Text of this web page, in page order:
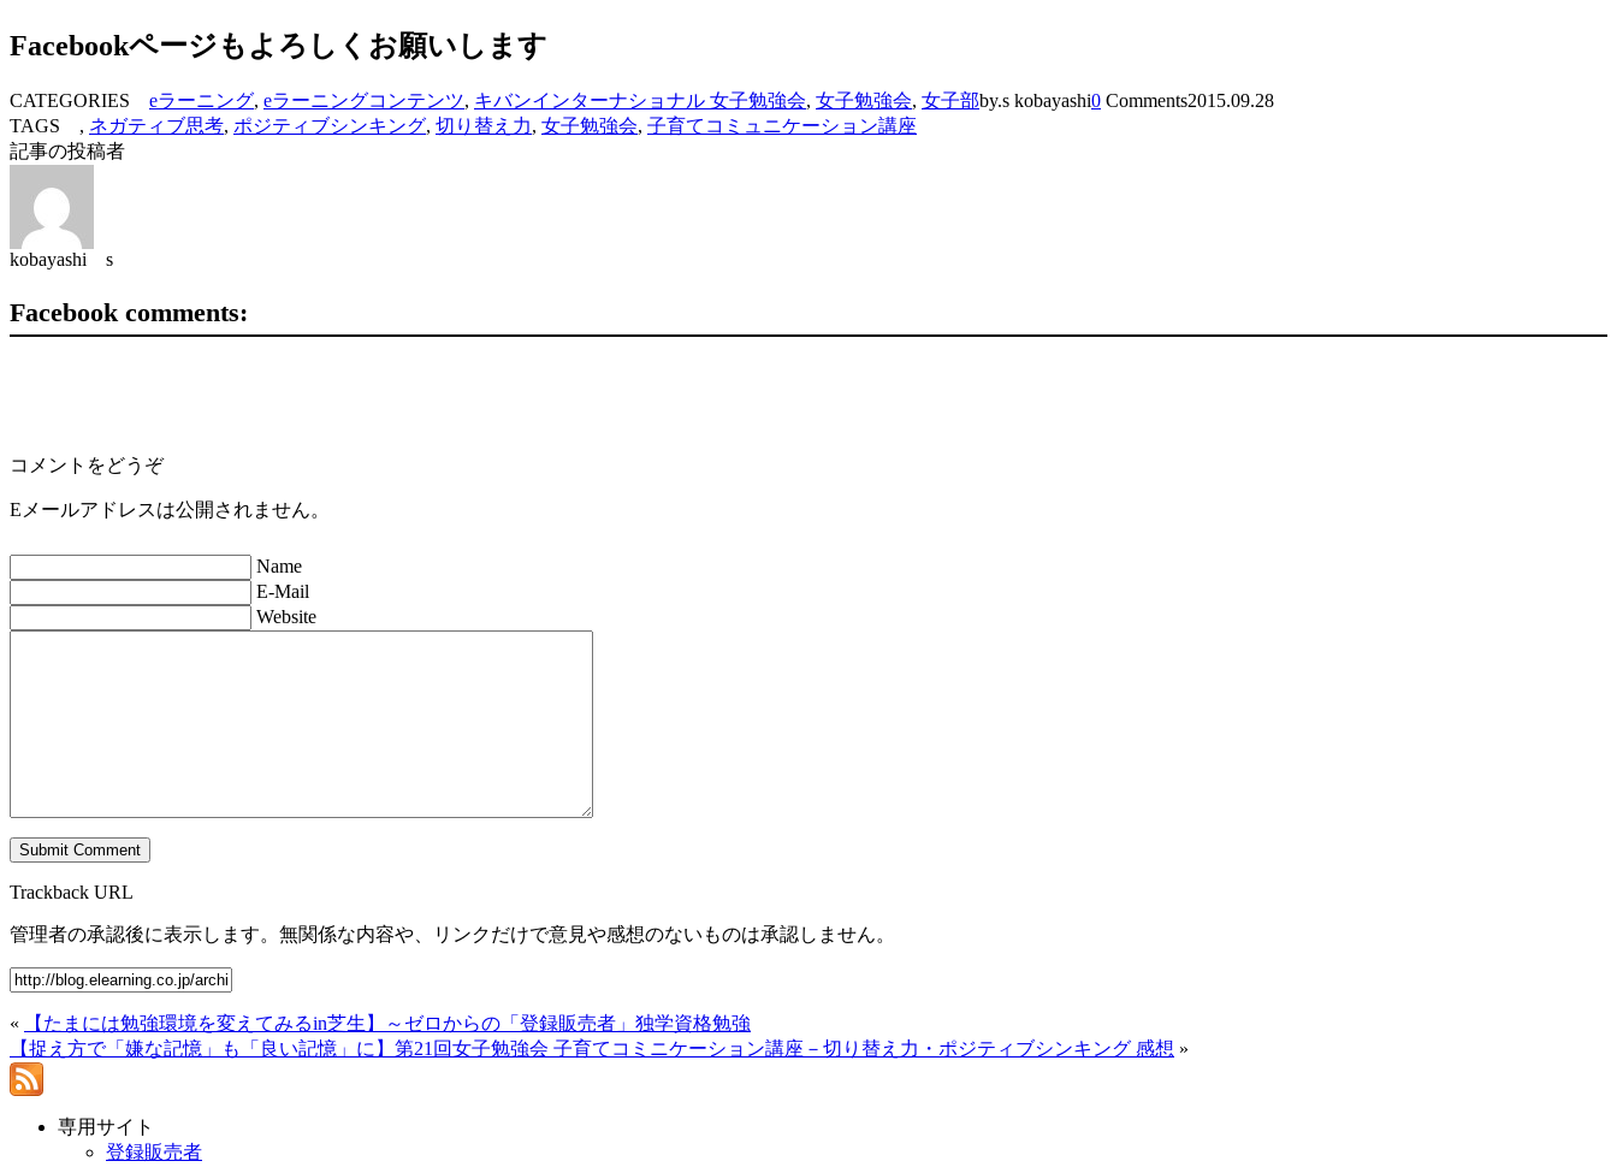
Facebookページもよろしくお願いします
CATEGORIES eラーニング, eラーニングコンテンツ, キバンインターナショナル 女子勉強会, 女子勉強会, 女子部by.s kobayashi0 Comments2015.09.28
TAGS , ネガティブ思考, ポジティブシンキング, 切り替え力, 女子勉強会, 子育てコミュニケーション講座
記事の投稿者
kobayashi s
Facebook comments:
コメントをどうぞ
Eメールアドレスは公開されません。
Name
E-Mail
Website
Trackback URL
管理者の承認後に表示します。無関係な内容や、リンクだけで意見や感想のないものは承認しません。
«
【たまには勉強環境を変えてみるin芝生】～ゼロからの「登録販売者」独学資格勉強
【捉え方で「嫌な記憶」も「良い記憶」に】第21回女子勉強会 子育てコミニケーション講座－切り替え力・ポジティブシンキング 感想 »
専用サイト
登録販売者